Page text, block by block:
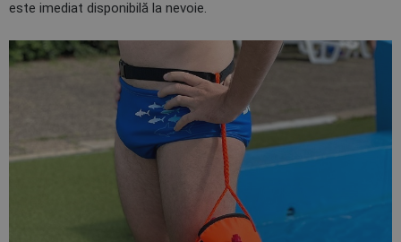
este imediat disponibilă la nevoie.